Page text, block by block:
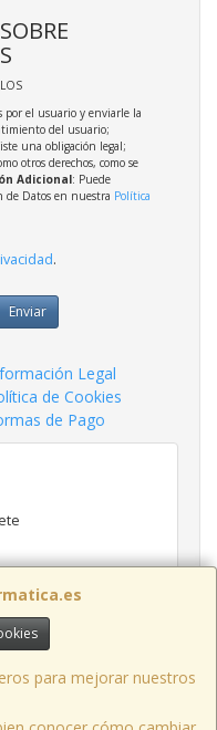
para mejorar nuestros
por el usuario y enviarle la
del usuario;
una obligación legal;
otros derechos, como se
Adicional: Puede
de Datos en nuestra Política
.
Enviar
Legal
de Cookies
de Pago